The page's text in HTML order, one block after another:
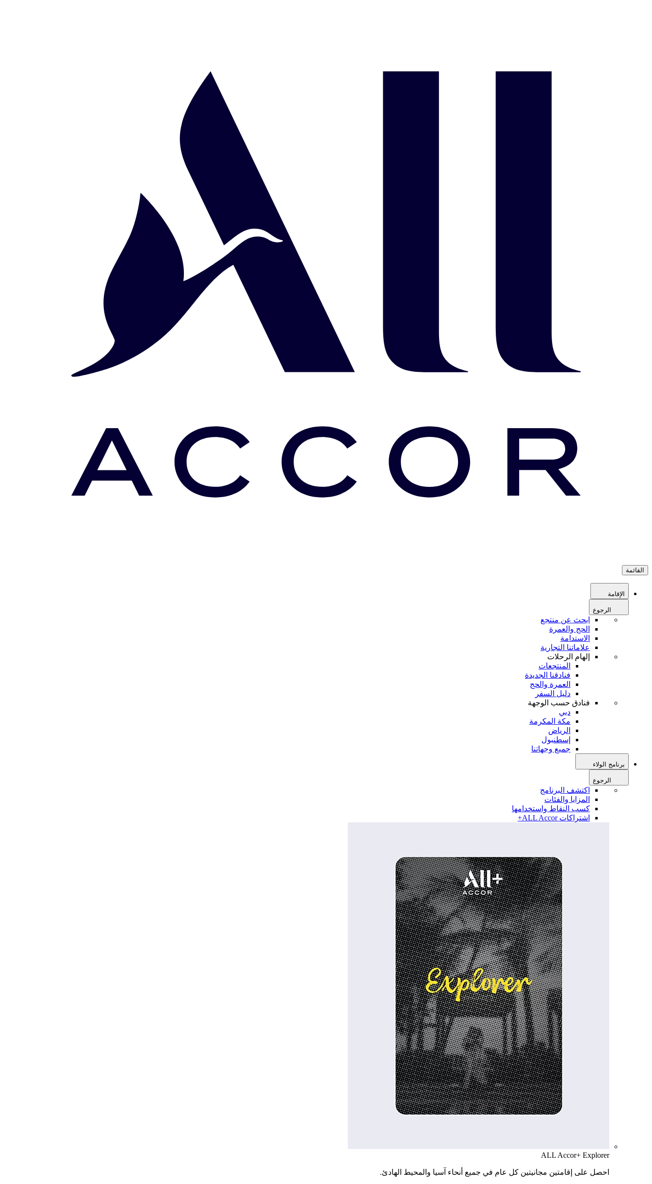
القائمة
الإقامة
الرجوع
ابحث عن منتجع
الحج والعمرة
الاستدامة
علاماتنا التجارية
إلهام الرحلات
المنتجعات
فنادقنا الجديدة
العمرة والحج
دليل السفر
فنادق حسب الوجهة
دبي
مكة المكرمة
الرياض
إسطنبول
جميع وجهاتنا
برنامج الولاء
الرجوع
اكتشف البرنامج
المزايا والفئات
كسب النقاط واستخدامها
اشتراكات ALL Accor+
ALL Accor+ Explorer
احصل على إقامتين مجانيتين كل عام في جميع أنحاء آسيا والمحيط الهادئ.